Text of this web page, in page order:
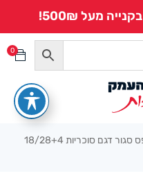
מעל 500₪!
0
שקית פס סגור דגם סוכריות 18/28+4